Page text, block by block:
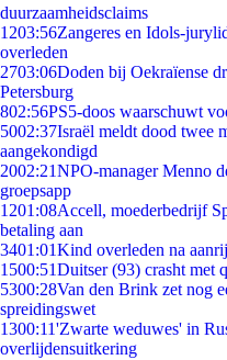
duurzaamheidsclaims
1203:56Zangeres en Idols-
overleden
2703:06Doden bij Oekraïense
Petersburg
802:56PS5-doos waarschuwt
5002:37Israël meldt dood twee
aangekondigd
2002:21NPO-manager Menno
groepsapp
1201:08Accell, moederbedrijf
betaling aan
3401:01Kind overleden na
1500:51Duitser (93) crasht met
5300:28Van den Brink zet nog
spreidingswet
1300:11'Zwarte weduwes' in
overlijdensuitkering